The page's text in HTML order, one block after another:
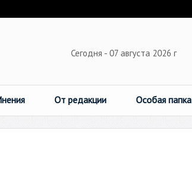
Сегодня - 07 августа 2026 г
От редакции Особая папка